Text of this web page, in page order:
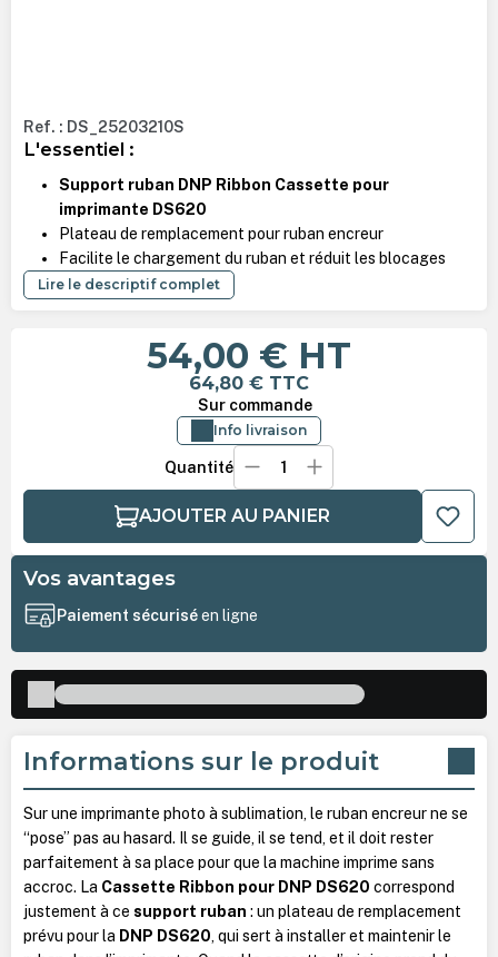
Ref. : DS_25203210S
L'essentiel :
Support ruban DNP Ribbon Cassette pour
imprimante DS620
Plateau de remplacement pour ruban encreur
Facilite le chargement du ruban et réduit les blocages
Lire le descriptif complet
54,00 € HT
64,80 € TTC
Sur commande
Info livraison
Quantité
AJOUTER AU PANIER
Vos avantages
Paiement sécuriséen ligne
Informations sur le produit
Sur une imprimante photo à sublimation, le ruban encreur ne se
“pose” pas au hasard. Il se guide, il se tend, et il doit rester
parfaitement à sa place pour que la machine imprime sans
accroc. La Cassette Ribbon pour DNP DS620 correspond
justement à ce support ruban : un plateau de remplacement
prévu pour la DNP DS620, qui sert à installer et maintenir le